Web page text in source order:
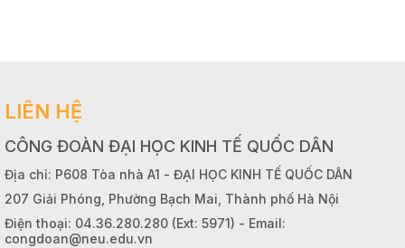
LIÊN HỆ
CÔNG ĐOÀN ĐẠI HỌC KINH TẾ QUỐC DÂN
Địa chỉ: P608 Tòa nhà A1 - ĐẠI HỌC KINH TẾ QUỐC DÂN
207 Giải Phóng, Phường Bạch Mai, Thành phố Hà Nội
Điện thoại: 04.36.280.280 (Ext: 5971) - Email:
congdoan@neu.edu.vn